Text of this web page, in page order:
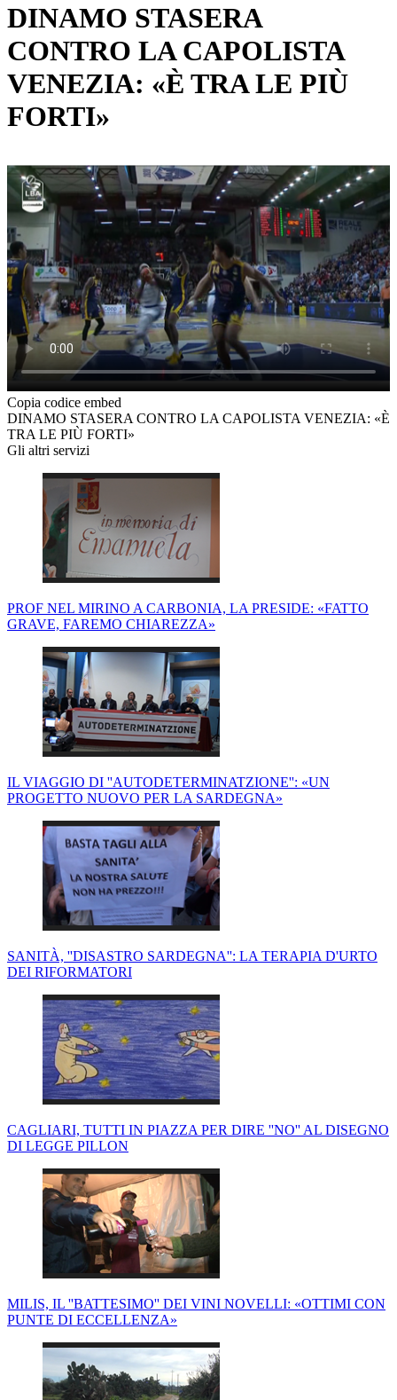
DINAMO STASERA
CONTRO LA CAPOLISTA
VENEZIA: «È TRA LE PIÙ
FORTI»
Copia codice embed
DINAMO STASERA CONTRO LA CAPOLISTA VENEZIA: «È
TRA LE PIÙ FORTI»
Gli altri servizi
PROF NEL MIRINO A CARBONIA, LA PRESIDE: «FATTO
GRAVE, FAREMO CHIAREZZA»
IL VIAGGIO DI ''AUTODETERMINATZIONE'': «UN
PROGETTO NUOVO PER LA SARDEGNA»
SANITÀ, ''DISASTRO SARDEGNA'': LA TERAPIA D'URTO
DEI RIFORMATORI
CAGLIARI, TUTTI IN PIAZZA PER DIRE ''NO'' AL DISEGNO
DI LEGGE PILLON
MILIS, IL ''BATTESIMO'' DEI VINI NOVELLI: «OTTIMI CON
PUNTE DI ECCELLENZA»